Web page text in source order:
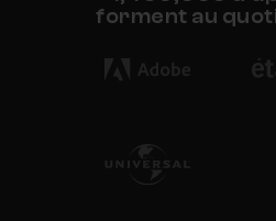
forment au